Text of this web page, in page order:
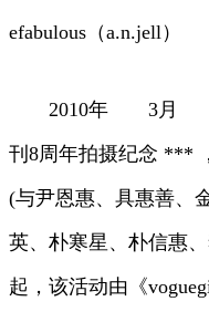
efabulous（a.n.jell
2010年 3月 《
刊8周年拍摄纪念 ***
(与尹恩惠、具惠善、
英、朴寒星、朴信惠
起，该活动由《